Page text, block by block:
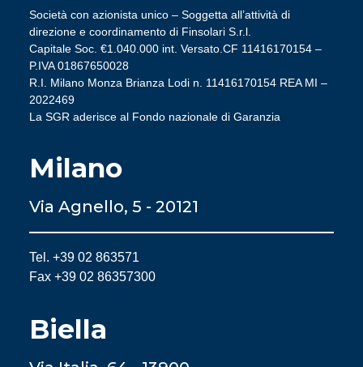
Società con azionista unico – Soggetta all’attività di
direzione e coordinamento di Finsolari S.r.l.
Capitale Soc. €1.040.000 int. Versato.CF 11416170154 –
P.IVA 01867650028
R.I. Milano Monza Brianza Lodi n. 11416170154 REA MI –
2022469
La SGR aderisce al Fondo nazionale di Garanzia
Milano
Via Agnello, 5 - 20121
Tel. +39 02 863571
Fax +39 02 86357300
Biella